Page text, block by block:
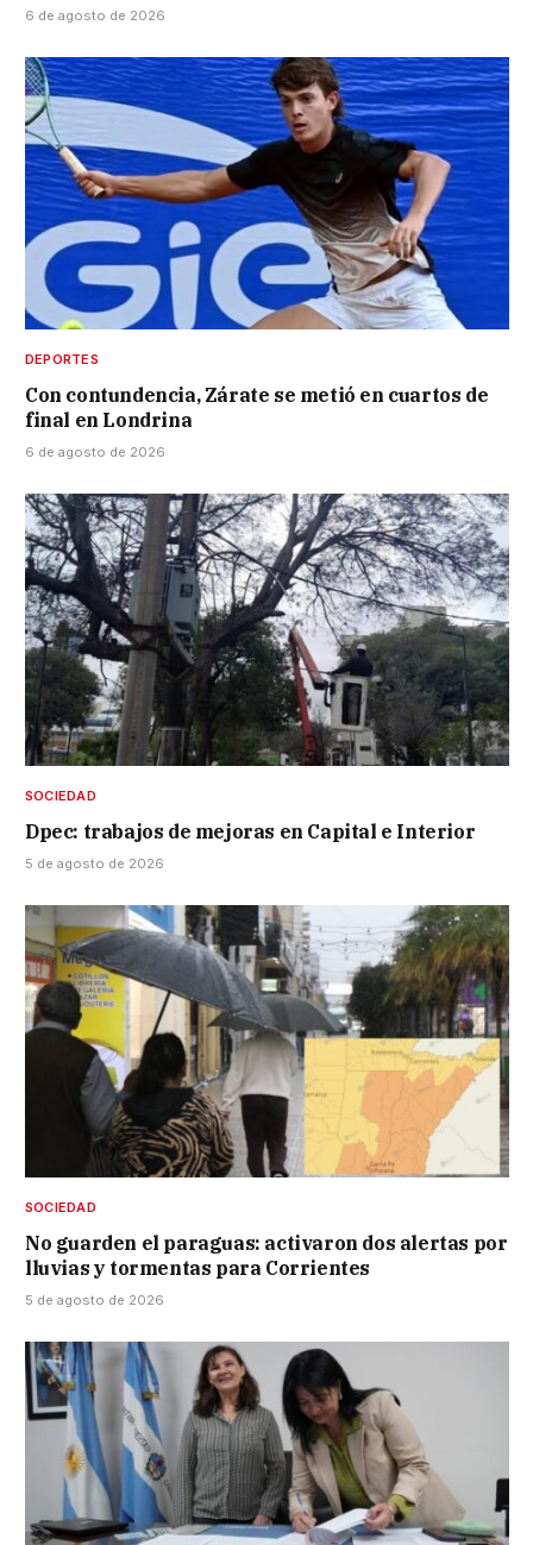
6 de agosto de 2026
DEPORTES
Con contundencia, Zárate se metió en cuartos de
final en Londrina
6 de agosto de 2026
SOCIEDAD
Dpec: trabajos de mejoras en Capital e Interior
5 de agosto de 2026
SOCIEDAD
No guarden el paraguas: activaron dos alertas por
lluvias y tormentas para Corrientes
5 de agosto de 2026